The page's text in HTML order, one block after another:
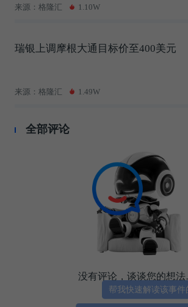
来源：格隆汇 1.10W
瑞银上调摩根大通目标价至400美元
来源：格隆汇 1.49W
全部评论
没有评论，谈谈您的想
帮我快速解读该事件